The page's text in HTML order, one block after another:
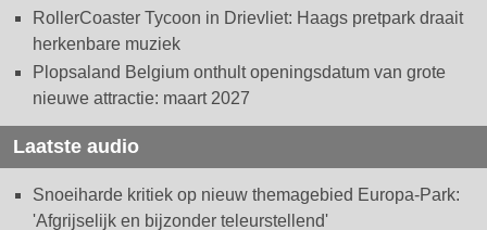
RollerCoaster Tycoon in Drievliet: Haags pretpark draait
herkenbare muziek
Plopsaland Belgium onthult openingsdatum van grote
nieuwe attractie: maart 2027
Laatste audio
Snoeiharde kritiek op nieuw themagebied Europa-Park:
'Afgrijselijk en bijzonder teleurstellend'